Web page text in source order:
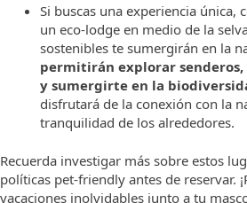
Si buscas una experiencia única,
un eco-lodge en medio de la
sostenibles te sumergirán en la
permitirán explorar senderos,
y sumergirte en la
disfrutará de la conexión con la
tranquilidad de los alrededores.
Recuerda investigar más sobre estos
políticas pet-friendly antes de reservar.
vacaciones inolvidables junto a tu